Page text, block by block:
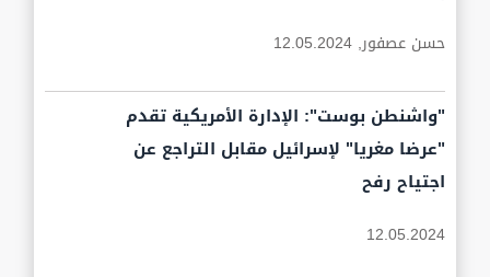
حسن عصفور,12.05.2024
"واشنطن بوست": الإدارة الأمريكية تقدم
"عرضا مغريا" لإسرائيل مقابل التراجع عن
اجتياح رفح
12.05.2024